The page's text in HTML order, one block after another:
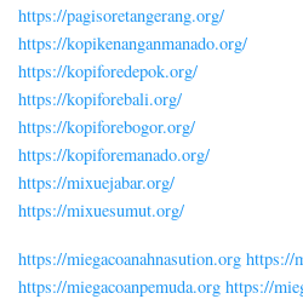
https://pagisoretangerang.org/
https://kopikenanganmanado.org/
https://kopiforedepok.org/
https://kopiforebali.org/
https://kopiforebogor.org/
https://kopiforemanado.org/
https://mixuejabar.org/
https://mixuesumut.org/
https://miegacoanahnasution.org https://
https://miegacoanpemuda.org https://